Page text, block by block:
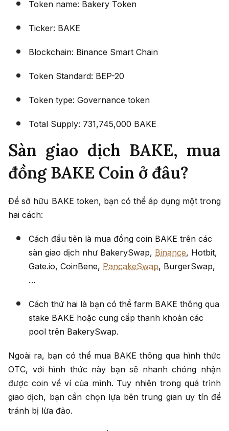
Token name: Bakery Token
Ticker: BAKE
Blockchain: Binance Smart Chain
Token Standard: BEP-20
Token type: Governance token
Total Supply: 731,745,000 BAKE
Sàn giao dịch BAKE, mua
đồng BAKE Coin ở đâu?
Để sở hữu BAKE token, bạn có thể áp dụng một trong
hai cách:
Cách đầu tiên là mua đồng coin BAKE trên các
sàn giao dịch như BakerySwap, Binance, Hotbit,
Gate.io, CoinBene, PancakeSwap, BurgerSwap,
…
Cách thứ hai là bạn có thể farm BAKE thông qua
stake BAKE hoặc cung cấp thanh khoản các
pool trên BakerySwap.
Ngoài ra, bạn có thể mua BAKE thông qua hình thức
OTC, với hình thức này bạn sẽ nhanh chóng nhận
được coin về ví của mình. Tuy nhiên trong quá trình
giao dịch, bạn cần chọn lựa bên trung gian uy tín để
tránh bị lừa đảo.